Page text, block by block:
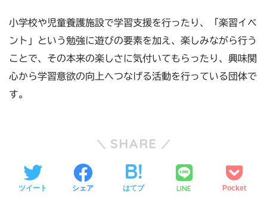
小学校や児童養護施設で学習支援を行ったり、「楽習イベ
ント」という勉強に遊びの要素を加え、楽しみながら行う
ことで、その本来の楽しさに気付いてもらったり、興味関
心から学習意欲の向上へつなげる活動を行っている団体で
す。
SHARE
ツイート シェア はてブ LINE Pocket